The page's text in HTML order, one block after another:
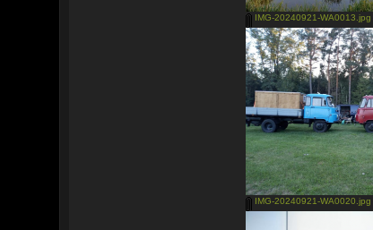
IMG-20240921-WA0013.jpg
IMG-20240921-WA0020.jpg